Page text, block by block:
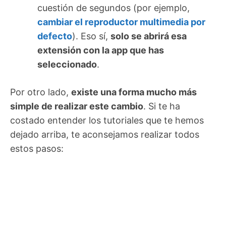
cuestión de segundos (por ejemplo,
cambiar el reproductor multimedia por
defecto). Eso sí, solo se abrirá esa
extensión con la app que has
seleccionado.
Por otro lado, existe una forma mucho más
simple de realizar este cambio. Si te ha
costado entender los tutoriales que te hemos
dejado arriba, te aconsejamos realizar todos
estos pasos: